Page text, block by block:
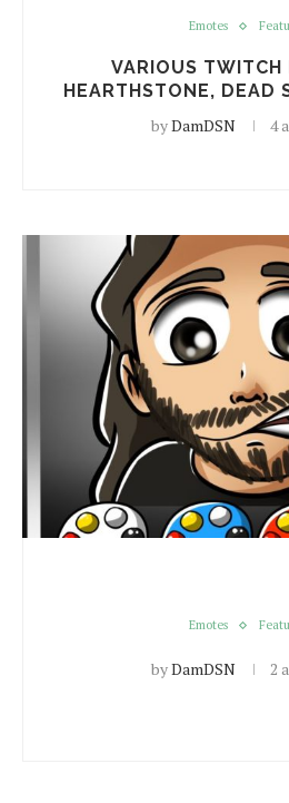
Emotes
VARIOUS TWITCH
HEARTHSTONE, DEAD
byDamDSN 4
Emotes
byDamDSN 2